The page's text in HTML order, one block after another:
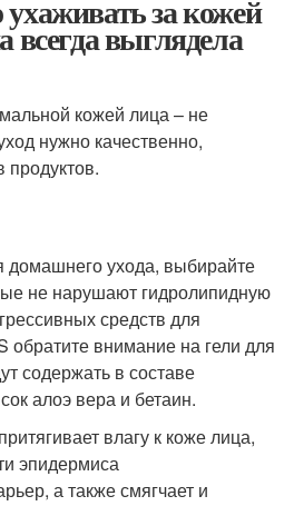
за кожей
выглядела
кожей лица – не
нужно качественно,
продуктов.
домашнего ухода, выбирайте
не нарушают гидролипидную
средств для
внимание на гели для
содержать в составе
алоэ вера и бетаин.
влагу к коже лица,
эпидермиса
а также смягчает и